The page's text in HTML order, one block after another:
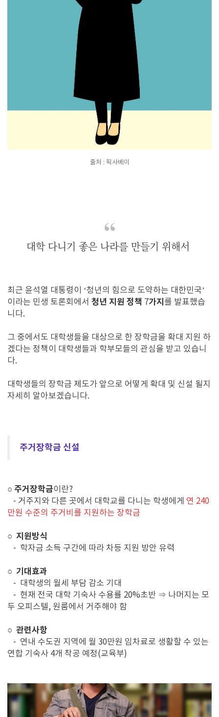
출처 : 픽사베이
대학 다니기 좋은 나라를 만들기 위해서
최근 윤석열 대통령이 ‘청년의 힘으로 도약하는 대한민국’
이라는 민생 토론회에서 청년 지원 정책 7가지 를 발표했습
니다.
그 중에서도 대학생들을 대상으로 한 장학금을 확대 지원 하
겠다는 정책이 대학생들과 학부모들의 관심을 받고 있습니
다.
대학생들의 장학금 제도가 앞으로 어떻게 확대 및 신설 될지
자세히 알아보겠습니다.
주거장학금 신설
○ 주거장학금이란?
- 거주지와 다른 곳에서 대학교를 다니는 학생에게 연 240
만원 수준의 주거비를 지원하는 장학금
○ 지원방식
- 학자금 소득 구간에 따라 차등 지원 방안 유력
○ 기대효과
- 대학생의 월세 부담 감소 기대
- 현재 전국 대학 기숙사 수용률 20%초반 ⇒ 나머지는 모
두 오피스텔, 원룸에서 거주해야 함
○ 관련사항
- 연내 수도권 지역에 월 30만원 임차료로 생활할 수 있는
연합 기숙사 4개 착공 예정(교육부)